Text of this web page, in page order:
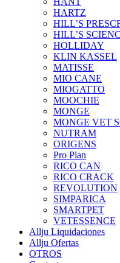
HARTZ
HILL’S
HILL’S
HOLLIDAY
KLIN KASSEL
MATISSE
MIO CANE
MIOGATTO
MOOCHIE
MONGE
MONGE VET
NUTRAM
ORIGENS
Pro Plan
RICO CAN
RICO CRACK
REVOLUTION
SIMPARICA
SMARTPET
VETESSENCE
Allju Liquidaciones
Allju Ofertas
OTROS